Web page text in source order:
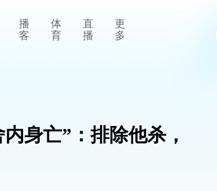
播
客
体
育
直
播
更
多
身亡”：排除他杀，